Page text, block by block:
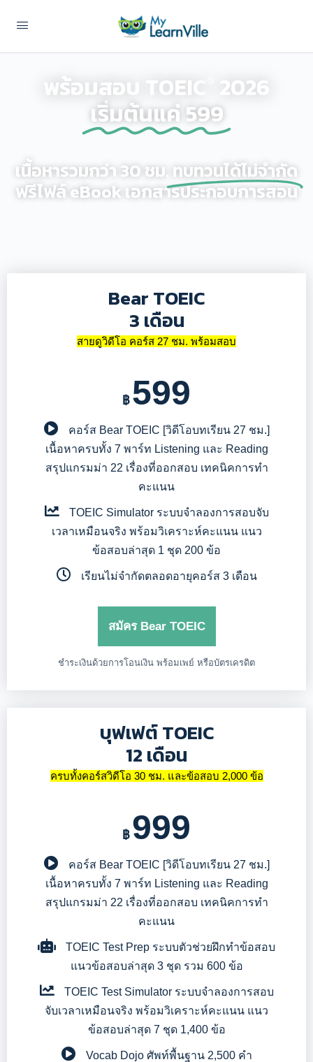
พร้อมสอบ TOEIC 2026
เริ่มต้นแค่ 599
เนื้อหารวมกว่า 30 ชม. ทบทวนได้ไม่จำกัด
ฟรีไฟล์ eBook เอกสารประกอบการสอน
Bear TOEIC
3 เดือน
สายดูวิดีโอ คอร์ส 27 ชม. พร้อมสอบ
฿ 599
คอร์ส Bear TOEIC [วิดีโอบทเรียน 27 ชม.]
เนื้อหาครบทั้ง 7 พาร์ท Listening และ Reading
สรุปแกรมม่า 22 เรื่องที่ออกสอบ เทคนิคการทำ
คะแนน
TOEIC Simulatorระบบจำลองการสอบจับ
เวลาเหมือนจริง พร้อมวิเคราะห์คะแนน แนว
ข้อสอบล่าสุด 1 ชุด 200 ข้อ
เรียนไม่จำกัดตลอดอายุคอร์ส 3 เดือน
สมัคร Bear TOEIC
ชำระเงินด้วยการโอนเงิน พร้อมเพย์ หรือบัตรเครดิต
บุฟเฟต์ TOEIC
12 เดือน​
ครบทั้งคอร์สวิดีโอ 30 ชม. และข้อสอบ 2,000 ข้อ
฿ 999
คอร์ส Bear TOEIC [วิดีโอบทเรียน 27 ชม.]
เนื้อหาครบทั้ง 7 พาร์ท Listening และ Reading
สรุปแกรมม่า 22 เรื่องที่ออกสอบ เทคนิคการทำ
คะแนน
TOEIC Test Prep ระบบตัวช่วยฝึกทำข้อสอบ
แนวข้อสอบล่าสุด 3 ชุด รวม 600 ข้อ
TOEIC Test Simulatorระบบจำลองการสอบ
จับเวลาเหมือนจริง พร้อมวิเคราะห์คะแนน แนว
ข้อสอบล่าสุด 7 ชุด 1,400 ข้อ
Vocab Dojoศัพท์พื้นฐาน 2,500 คำ